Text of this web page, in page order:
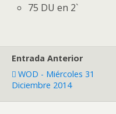
75 DU en 2`
Entrada Anterior
WOD - Miércoles 31
Diciembre 2014